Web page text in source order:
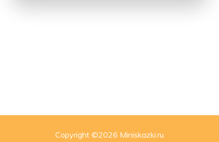
Copyright ©2026 Miniskazki.ru